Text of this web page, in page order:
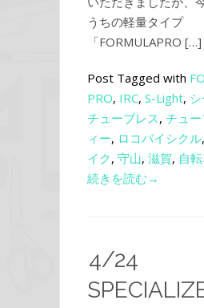
うちの軽量タイプ
「FORMULAPRO […]
Post Tagged with
PRO, IRC, S-Light,
チューブレス, チュ
ィー, ロコバイシクル,
イク, 守山, 滋賀, 自
続きを読む→
4/24